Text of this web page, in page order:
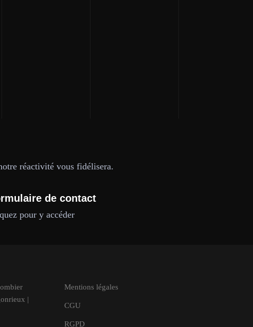
réactivité vous fidélisera.
de contact
pour y accéder
|
Mentions légales
CGU
RGPD